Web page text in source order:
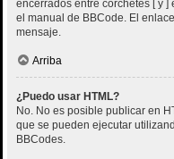
encerrados entre corchetes [ y
el manual de BBCode. El
mensaje.
Arriba
¿Puedo usar HTML?
No. No es posible publicar en
que se pueden ejecutar
BBCodes.